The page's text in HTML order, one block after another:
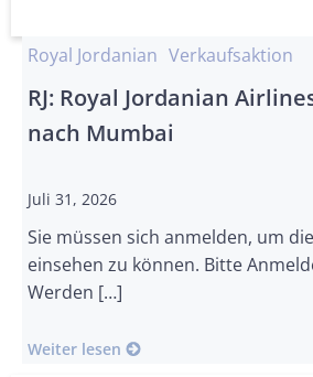
Royal Jordanian Verkaufsaktion
RJ: Royal Jordanian
nach Mumbai
Juli 31, 2026
Sie müssen sich anmelden, um
einsehen zu können. Bitte
Werden […]
Weiter lesen